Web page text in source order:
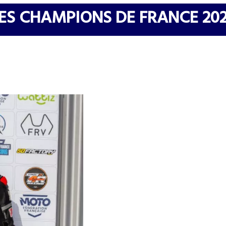
CHAMPIONS DE FRANCE